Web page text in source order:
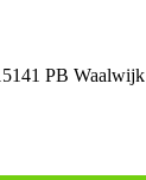
5141 PB Waalwijk